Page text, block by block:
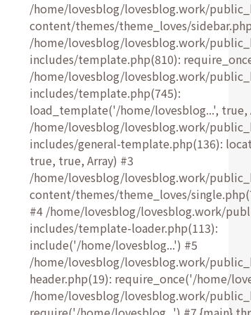
/home/lovesblog/lovesblog.work/
content/themes/theme_loves/
/home/lovesblog/lovesblog.work/
includes/template.php(810):
/home/lovesblog/lovesblog.work/
includes/template.php(745):
load_template('/home/lovesblog...', true,
/home/lovesblog/lovesblog.work/
includes/general-template.php(136):
true, true, Array) #3
/home/lovesblog/lovesblog.work/
content/themes/theme_loves/
#4 /home/lovesblog/lovesblog.work/
includes/template-loader.php(113):
include('/home/lovesblog...') #5
/home/lovesblog/lovesblog.work/
header.php(19): require_once('/home/
/home/lovesblog/lovesblog.work/